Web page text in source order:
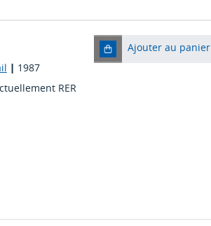
| 1987
RER
Ajouter au panier